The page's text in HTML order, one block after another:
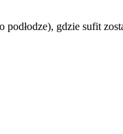
gdzie sufit